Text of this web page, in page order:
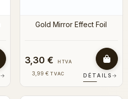
→
Gold Mirror Effect Foil
3,30 € HTVA
3,99 € TVAC DÉTAILS →